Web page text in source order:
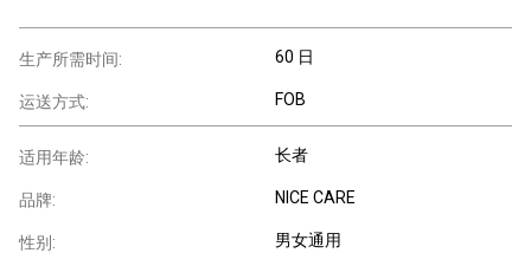
生产所需时间: 60 日
运送方式: FOB
适用年龄: 长者
品牌: NICE CARE
性别: 男女通用